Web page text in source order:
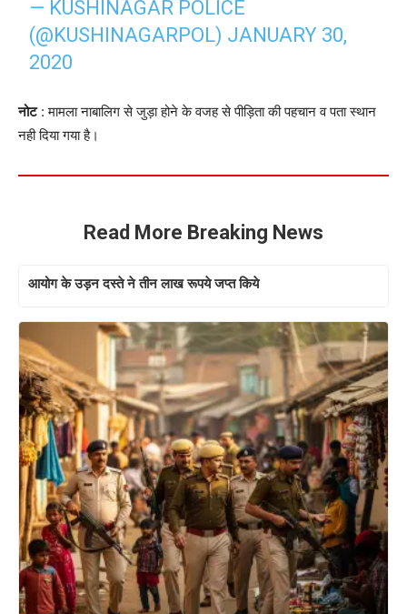
— KUSHINAGAR POLICE
(@KUSHINAGARPOL) JANUARY 30,
2020
नोट: मामला नाबालिग से जुड़ा होने के वजह से पीड़िता की पहचान व पता स्थान
नही दिया गया है।
Read More Breaking News
आयोग के उड़न दस्ते ने तीन लाख रूपये जप्त किये